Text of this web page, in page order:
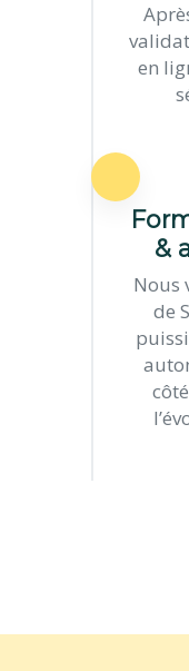
en
&
Nous
de